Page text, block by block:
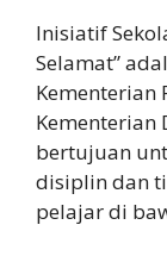
Inisiatif
Selamat”
Kementerian
Kementerian
bertujuan
disiplin dan
pelajar di